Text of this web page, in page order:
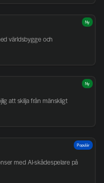
världsbygge och
Ny
att skilja från mänskligt
Ny
med AI-skådespelare på
Populär